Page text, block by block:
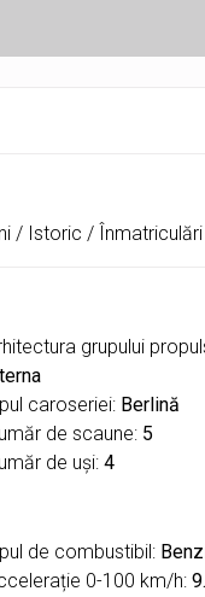
/ Istoric /
grupului
caroseriei: Berlină
de scaune: 5
de uşi:4
de combustibil:
0-100 km/h: